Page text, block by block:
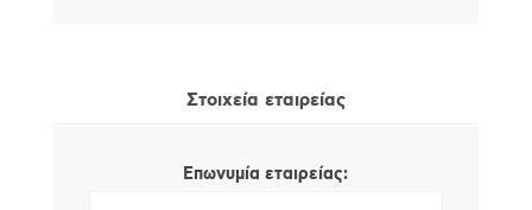
Στοιχεία εταιρείας
Επωνυμία εταιρείας: